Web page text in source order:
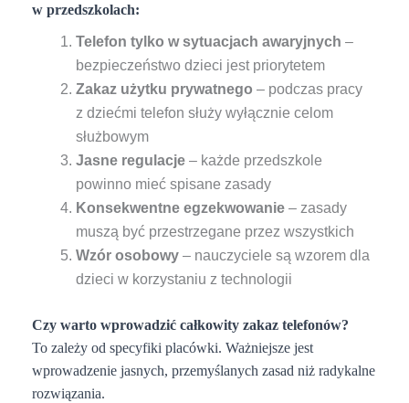
w przedszkolach:
Telefon tylko w sytuacjach awaryjnych –
bezpieczeństwo dzieci jest priorytetem
Zakaz użytku prywatnego – podczas pracy
z dziećmi telefon służy wyłącznie celom
służbowym
Jasne regulacje– każde przedszkole
powinno mieć spisane zasady
Konsekwentne egzekwowanie– zasady
muszą być przestrzegane przez wszystkich
Wzór osobowy– nauczyciele są wzorem dla
dzieci w korzystaniu z technologii
Czy warto wprowadzić całkowity zakaz telefonów?
To zależy od specyfiki placówki. Ważniejsze jest
wprowadzenie jasnych, przemyślanych zasad niż radykalne
rozwiązania.